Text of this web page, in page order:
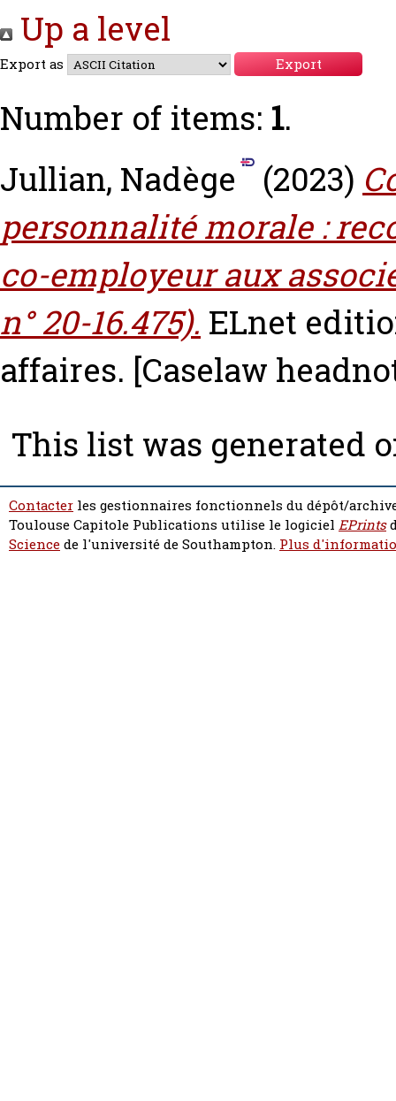
Up a level
Export as
Number of items: 1.
Jullian, Nadège
(2023)
personnalité morale :
co-employeur aux
n° 20-16.475). ELnet
affaires. [Caselaw
This list was generated
Contacter les gestionnaires fonctionnels du dépôt/
Toulouse Capitole Publications utilise le logiciel EPrints
Sciencede l'université de Southampton. Plus